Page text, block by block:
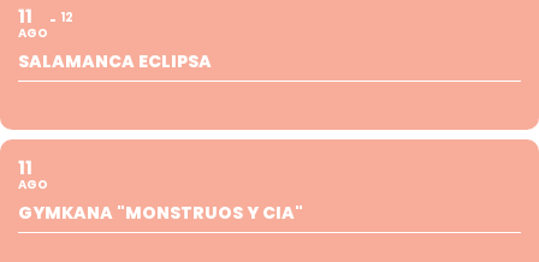
11
AGO
12
SALAMANCA ECLIPSA
11
AGO
GYMKANA "MONSTRUOS Y CIA"